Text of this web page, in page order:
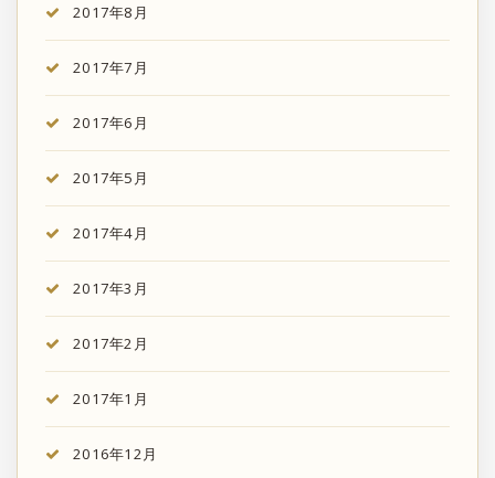
2017年8月
2017年7月
2017年6月
2017年5月
2017年4月
2017年3月
2017年2月
2017年1月
2016年12月